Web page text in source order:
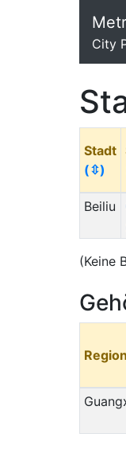
City
Stadt
(⇳)
Beiliu
(Keine
Region